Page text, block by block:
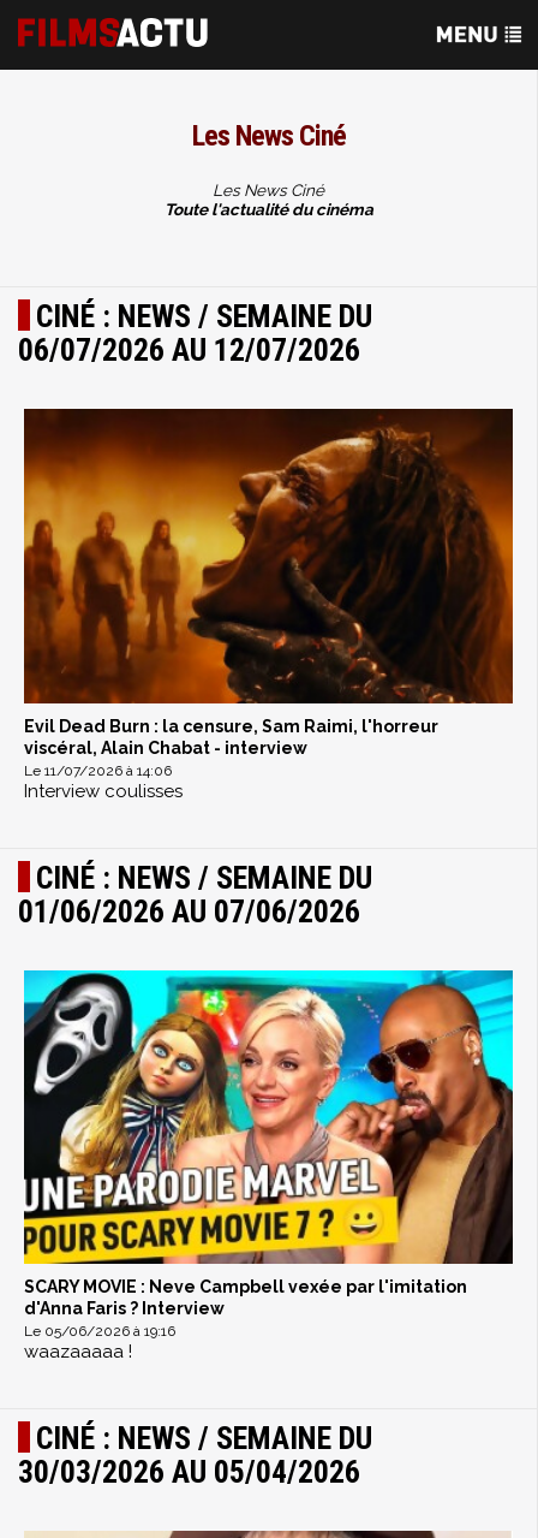
Les News Ciné
Les News Ciné
Toute l'actualité du cinéma
CINÉ : NEWS / SEMAINE DU
06/07/2026 AU 12/07/2026
Evil Dead Burn : la censure, Sam Raimi, l'horreur
viscéral, Alain Chabat - interview
Le 11/07/2026 à 14:06
Interview coulisses
CINÉ : NEWS / SEMAINE DU
01/06/2026 AU 07/06/2026
SCARY MOVIE : Neve Campbell vexée par l'imitation
d'Anna Faris ? Interview
Le 05/06/2026 à 19:16
waazaaaaa !
CINÉ : NEWS / SEMAINE DU
30/03/2026 AU 05/04/2026